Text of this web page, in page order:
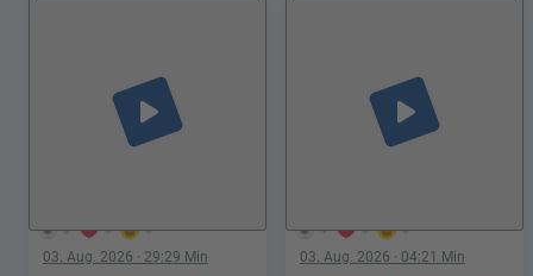
3 0 0
play_arrow
03. Aug. 2026 · 29:29 Min
4 0 0
play_arrow
03. Aug. 2026 · 04:21 Min